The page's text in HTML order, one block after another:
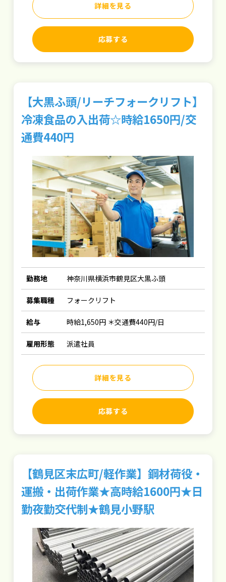
詳細を見る
応募する
【大黒ふ頭/リーチフォークリフト】
冷凍食品の入出荷☆時給1650円/交
通費440円
勤務地 神奈川県横浜市鶴見区大黒ふ頭
募集職種 フォークリフト
給与 時給1,650円 ＊交通費440円/日
雇用形態 派遣社員
詳細を見る
応募する
【鶴見区末広町/軽作業】鋼材荷役・
運搬・出荷作業★高時給1600円★日
勤夜勤交代制★鶴見小野駅